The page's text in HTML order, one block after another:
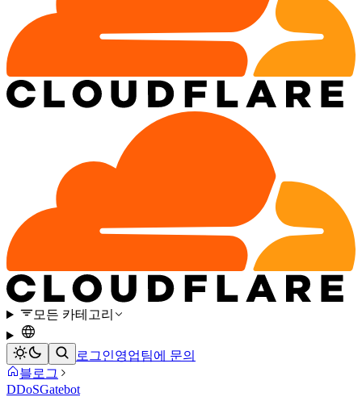
모든 카테고리
로그인영업팀에 문의
블로그
DDoSGatebot